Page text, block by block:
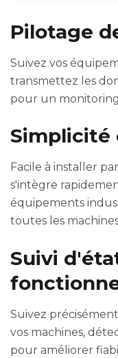
Pilotage
Suivez vos
transmettez les
pour un
Simplicité
Facile à installer
s'intègre
équipements
toutes les
Suivi
Suivez
vos machines,
pour améliorer